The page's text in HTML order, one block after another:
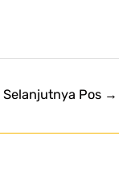
Selanjutnya Pos →